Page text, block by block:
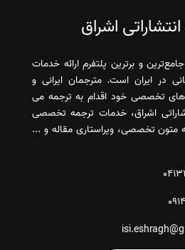
اشراق
و برترین پلتفرم ارائه خدمات
در ایران است. مترجمان ایرانی و
های تخصصی خود اقدام به ترجمه می
اشراق، خدمات ترجمه تخصصی
متون تخصصی، ویراستاری مقاله و ...